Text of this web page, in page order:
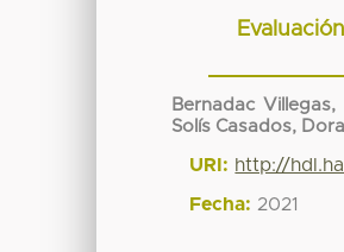
Bernadac
Solís Casados,
URI: http://
Fecha: 2021